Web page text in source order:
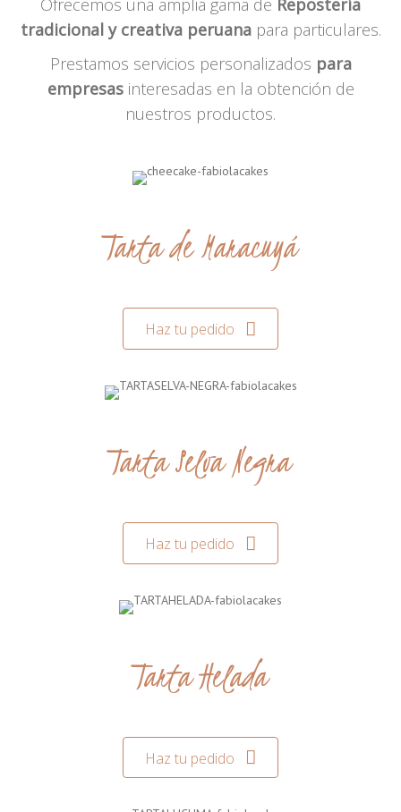
Ofrecemos una amplia gama de Repostería
tradicional y creativa peruanapara particulares.
Prestamos servicios personalizados para
empresasinteresadas en la obtención de
nuestros productos.
Tarta de Maracuyá
Haz tu pedido
Tarta Selva Negra
Haz tu pedido
Tarta Helada
Haz tu pedido